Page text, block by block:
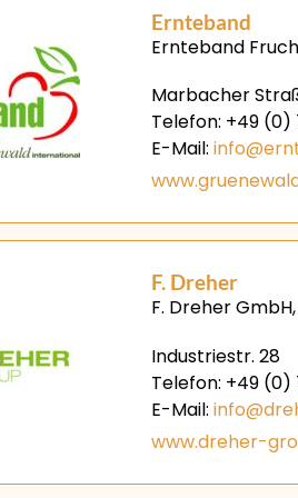
Ernteband
Ernteband
Marbacher
Telefon: +49 (0)
E-Mail:
F. Dreher
F. Dreher
Industriestr. 28
Telefon: +49 (0)
E-Mail:
www.dreher-